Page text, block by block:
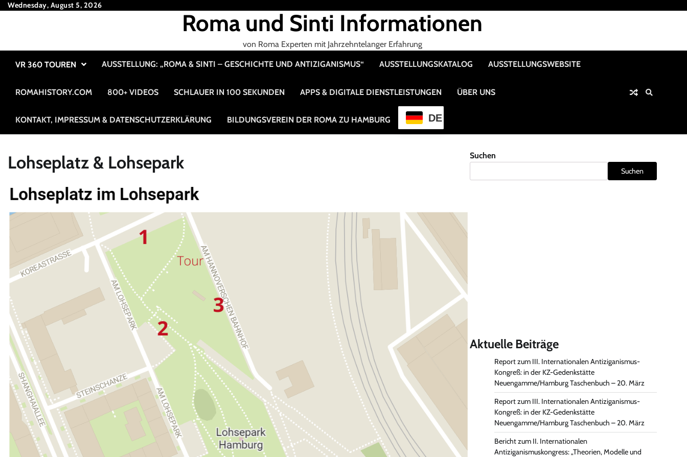
SkipWednesday, August 5, 2026
Roma und Sinti Informationen
von Roma Experten mit Jahrzehntelanger Erfahrung
VR 360 TOUREN AUSSTELLUNG: „ROMA & SINTI – GESCHICHTE UND ANTIZIGANISMUS“ AUSSTELLUNGSKATALOG AUSSTELLUNGSWEBSITE
ROMAHISTORY.COM 800+ VIDEOS SCHLAUER IN 100 SEKUNDEN APPS & DIGITALE DIENSTLEISTUNGEN ÜBER UNS
KONTAKT, IMPRESSUM & DATENSCHUTZERKLÄRUNG BILDUNGSVEREIN DER ROMA ZU HAMBURG DE
Lohseplatz & Lohsepark Suchen
Suchen
Aktuelle Beiträge
Report zum III. Internationalen Antiziganismus-
Kongreß: in der KZ-Gedenkstätte
Neuengamme/Hamburg Taschenbuch – 20. März
Report zum III. Internationalen Antiziganismus-
Kongreß: in der KZ-Gedenkstätte
Neuengamme/Hamburg Taschenbuch – 20. März
Bericht zum II. Internationalen
Antiziganismuskongress: „Theorien, Modelle und